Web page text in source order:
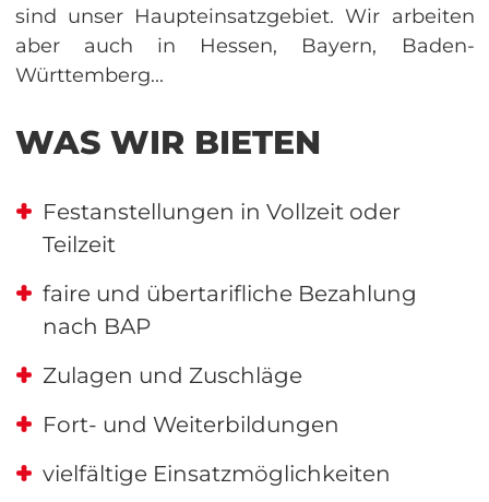
sind unser Haupteinsatzgebiet. Wir arbeiten
aber auch in Hessen, Bayern, Baden-
Württemberg...
WAS WIR BIETEN
Festanstellungen in Vollzeit oder
Teilzeit
faire und übertarifliche Bezahlung
nach BAP
Zulagen und Zuschläge
Fort- und Weiterbildungen
vielfältige Einsatzmöglichkeiten